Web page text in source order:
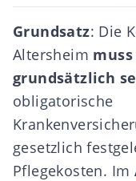
Grundsatz: Die
Altersheim
grundsätzlich
obligatorische
gesetzlich
Pflegekosten. Im